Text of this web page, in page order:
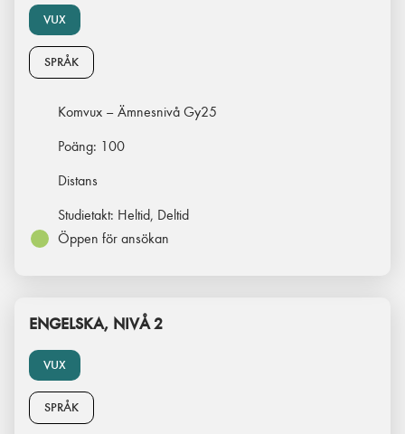
VUX
SPRÅK
Komvux – Ämnesnivå Gy25
Poäng: 100
Distans
Studietakt: Heltid, Deltid
Öppen för ansökan
VUX
ENGELSKA, NIVÅ 2
SPRÅK